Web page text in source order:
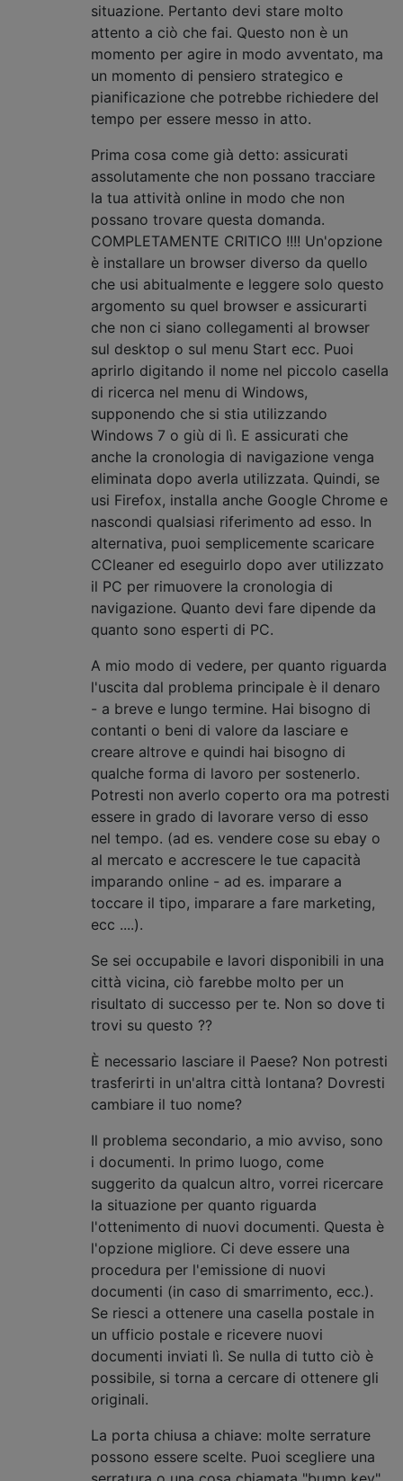
situazione. Pertanto devi stare molto
attento a ciò che fai. Questo non è un
momento per agire in modo avventato, ma
un momento di pensiero strategico e
pianificazione che potrebbe richiedere del
tempo per essere messo in atto.
Prima cosa come già detto: assicurati
assolutamente che non possano tracciare
la tua attività online in modo che non
possano trovare questa domanda.
COMPLETAMENTE CRITICO !!!! Un'opzione
è installare un browser diverso da quello
che usi abitualmente e leggere solo questo
argomento su quel browser e assicurarti
che non ci siano collegamenti al browser
sul desktop o sul menu Start ecc. Puoi
aprirlo digitando il nome nel piccolo casella
di ricerca nel menu di Windows,
supponendo che si stia utilizzando
Windows 7 o giù di lì. E assicurati che
anche la cronologia di navigazione venga
eliminata dopo averla utilizzata. Quindi, se
usi Firefox, installa anche Google Chrome e
nascondi qualsiasi riferimento ad esso. In
alternativa, puoi semplicemente scaricare
CCleaner ed eseguirlo dopo aver utilizzato
il PC per rimuovere la cronologia di
navigazione. Quanto devi fare dipende da
quanto sono esperti di PC.
A mio modo di vedere, per quanto riguarda
l'uscita dal problema principale è il denaro
- a breve e lungo termine. Hai bisogno di
contanti o beni di valore da lasciare e
creare altrove e quindi hai bisogno di
qualche forma di lavoro per sostenerlo.
Potresti non averlo coperto ora ma potresti
essere in grado di lavorare verso di esso
nel tempo. (ad es. vendere cose su ebay o
al mercato e accrescere le tue capacità
imparando online - ad es. imparare a
toccare il tipo, imparare a fare marketing,
ecc ....).
Se sei occupabile e lavori disponibili in una
città vicina, ciò farebbe molto per un
risultato di successo per te. Non so dove ti
trovi su questo ??
È necessario lasciare il Paese? Non potresti
trasferirti in un'altra città lontana? Dovresti
cambiare il tuo nome?
Il problema secondario, a mio avviso, sono
i documenti. In primo luogo, come
suggerito da qualcun altro, vorrei ricercare
la situazione per quanto riguarda
l'ottenimento di nuovi documenti. Questa è
l'opzione migliore. Ci deve essere una
procedura per l'emissione di nuovi
documenti (in caso di smarrimento, ecc.).
Se riesci a ottenere una casella postale in
un ufficio postale e ricevere nuovi
documenti inviati lì. Se nulla di tutto ciò è
possibile, si torna a cercare di ottenere gli
originali.
La porta chiusa a chiave: molte serrature
possono essere scelte. Puoi scegliere una